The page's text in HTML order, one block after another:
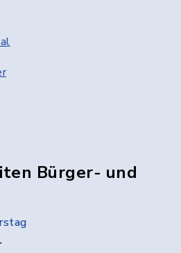
Bürger- und